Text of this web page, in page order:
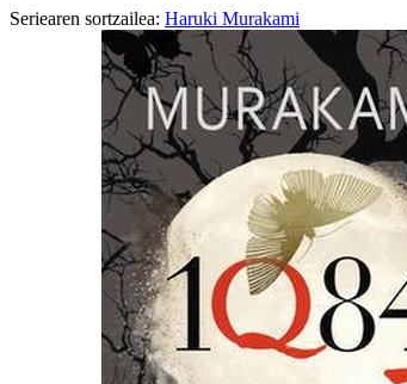
Seriearen sortzailea: Haruki Murakami